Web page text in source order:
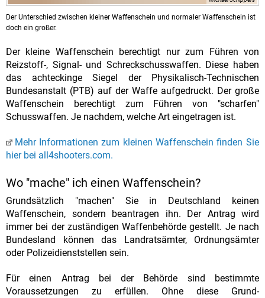
Der Unterschied zwischen kleiner Waffenschein und normaler Waffenschein ist
doch ein großer.
Der kleine Waffenschein berechtigt nur zum Führen von
Reizstoff-, Signal- und Schreckschusswaffen. Diese haben
das achteckinge Siegel der Physikalisch-Technischen
Bundesanstalt (PTB) auf der Waffe aufgedruckt. Der große
Waffenschein berechtigt zum Führen von "scharfen"
Schusswaffen. Je nachdem, welche Art eingetragen ist.
Mehr Informationen zum kleinen Waffenschein finden Sie
hier bei all4shooters.com.
Wo "mache" ich einen Waffenschein?
Grundsätzlich "machen" Sie in Deutschland keinen
Waffenschein, sondern beantragen ihn. Der Antrag wird
immer bei der zuständigen Waffenbehörde gestellt. Je nach
Bundesland können das Landratsämter, Ordnungsämter
oder Polizeidienststellen sein.
Für einen Antrag bei der Behörde sind bestimmte
Voraussetzungen zu erfüllen. Ohne diese Grund-